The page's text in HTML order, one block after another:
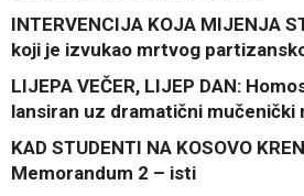
INTERVENCIJA KOJA MIJENJA
koji je izvukao mrtvog
LIJEPA VEČER, LIJEP DAN:
lansiran uz dramatični mučenički
KAD STUDENTI NA KOSOVO
Memorandum 2 – isti